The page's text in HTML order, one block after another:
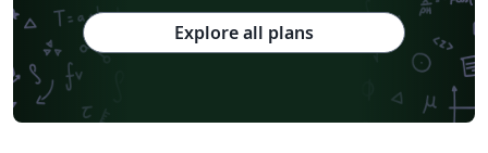
Explore all plans